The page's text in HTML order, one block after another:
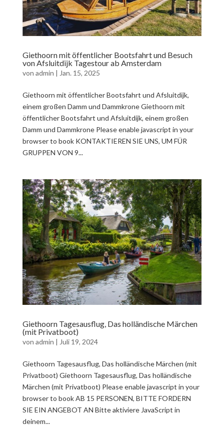
Giethoorn mit öffentlicher Bootsfahrt und Besuch
von Afsluitdijk Tagestour ab Amsterdam
von admin | Jan. 15, 2025
Giethoorn mit öffentlicher Bootsfahrt und Afsluitdijk,
einem großen Damm und Dammkrone Giethoorn mit
öffentlicher Bootsfahrt und Afsluitdijk, einem großen
Damm und Dammkrone Please enable javascript in your
browser to book KONTAKTIEREN SIE UNS, UM FÜR
GRUPPEN VON 9...
Giethoorn Tagesausflug, Das holländische Märchen
(mit Privatboot)
von admin | Juli 19, 2024
Giethoorn Tagesausflug, Das holländische Märchen (mit
Privatboot) Giethoorn Tagesausflug, Das holländische
Märchen (mit Privatboot) Please enable javascript in your
browser to book AB 15 PERSONEN, BITTE FORDERN
SIE EIN ANGEBOT AN Bitte aktiviere JavaScript in
deinem...